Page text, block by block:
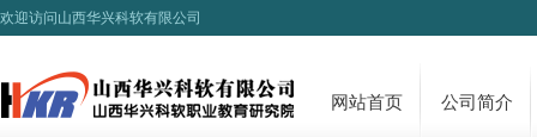
欢迎访问山西华兴科软有限公司
网站首页 公司简介